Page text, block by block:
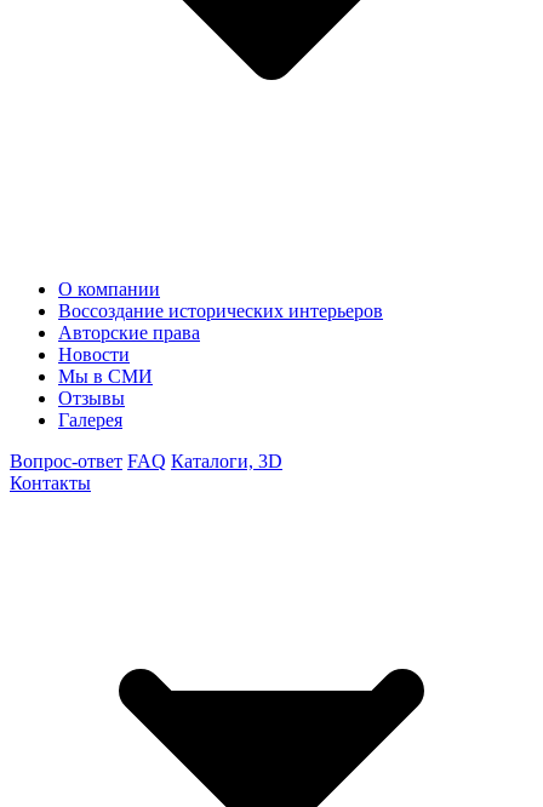
О компании
Воссоздание исторических интерьеров
Авторские права
Новости
Мы в СМИ
Отзывы
Галерея
Вопрос-ответ FAQ Каталоги, 3D
Контакты